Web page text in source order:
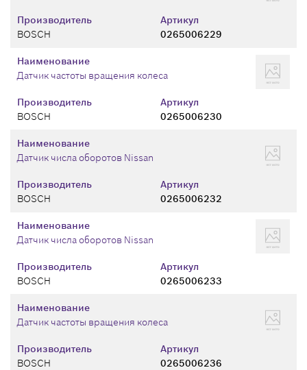
Производитель
BOSCH
Артикул
0265006229
Производитель
BOSCH
Артикул
0265006230
Наименование
Датчик частоты вращения колеса
Производитель
BOSCH
Артикул
0265006232
Наименование
Датчик числа оборотов Nissan
Производитель
BOSCH
Артикул
0265006233
Наименование
Датчик числа оборотов Nissan
Производитель
BOSCH
Артикул
0265006236
Наименование
Датчик частоты вращения колеса